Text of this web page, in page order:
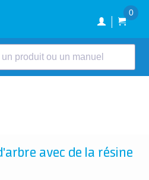
0
produit ou un manuel
avec de la résine